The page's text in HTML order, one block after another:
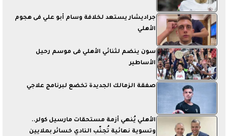
جراديشار يستعد لخلافة وسام أبو علي فى هجوم
الأهلي
سون ينضم لثنائي الأهلي فى موسم رحيل
الأساطير
صفقة الزمالك الجديدة تخضع لبرنامج علاجي
الأهلي يُنهي أزمة مستحقات مارسيل كولر..
وتسوية نهائية تُجنّب النادي خسائر بملايين